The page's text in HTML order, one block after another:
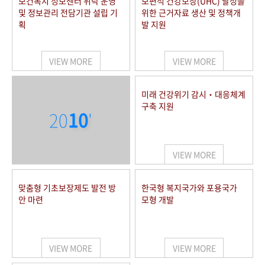
및 정보관리 전담기관 설립 기
획
VIEW MORE
위한 근거자료 생산 및 정책개
발 지원
VIEW MORE
2010'
미래 건강위기 감시‧대응체계
구축 지원
VIEW MORE
맞춤형 기초보장제도 발전 방
안 마련
VIEW MORE
한국형 복지국가와 포용국가
모형 개발
VIEW MORE